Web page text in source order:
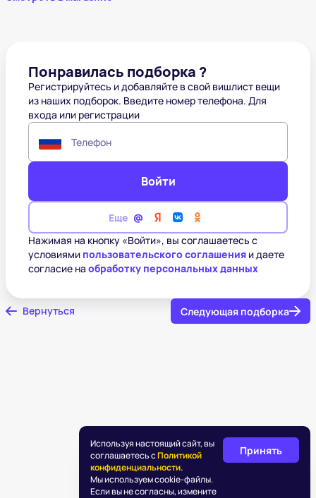
Понравилась подборка ?
Регистрируйтесь и добавляйте в свой вишлист вещи
из наших подборок. Введите номер телефона. Для
входа или регистрации
Телефон
Войти
Еще
Нажимая на кнопку «Войти», вы соглашаетесь с
условиями пользовательского соглашения и даете
согласие на обработку персональных данных
Вернуться Следующая подборка
Используя настоящий сайт, вы
соглашаетесь сПолитикой
конфиденциальности.
Мы используем cookie-файлы.
Если вы не согласны, измените
Принять